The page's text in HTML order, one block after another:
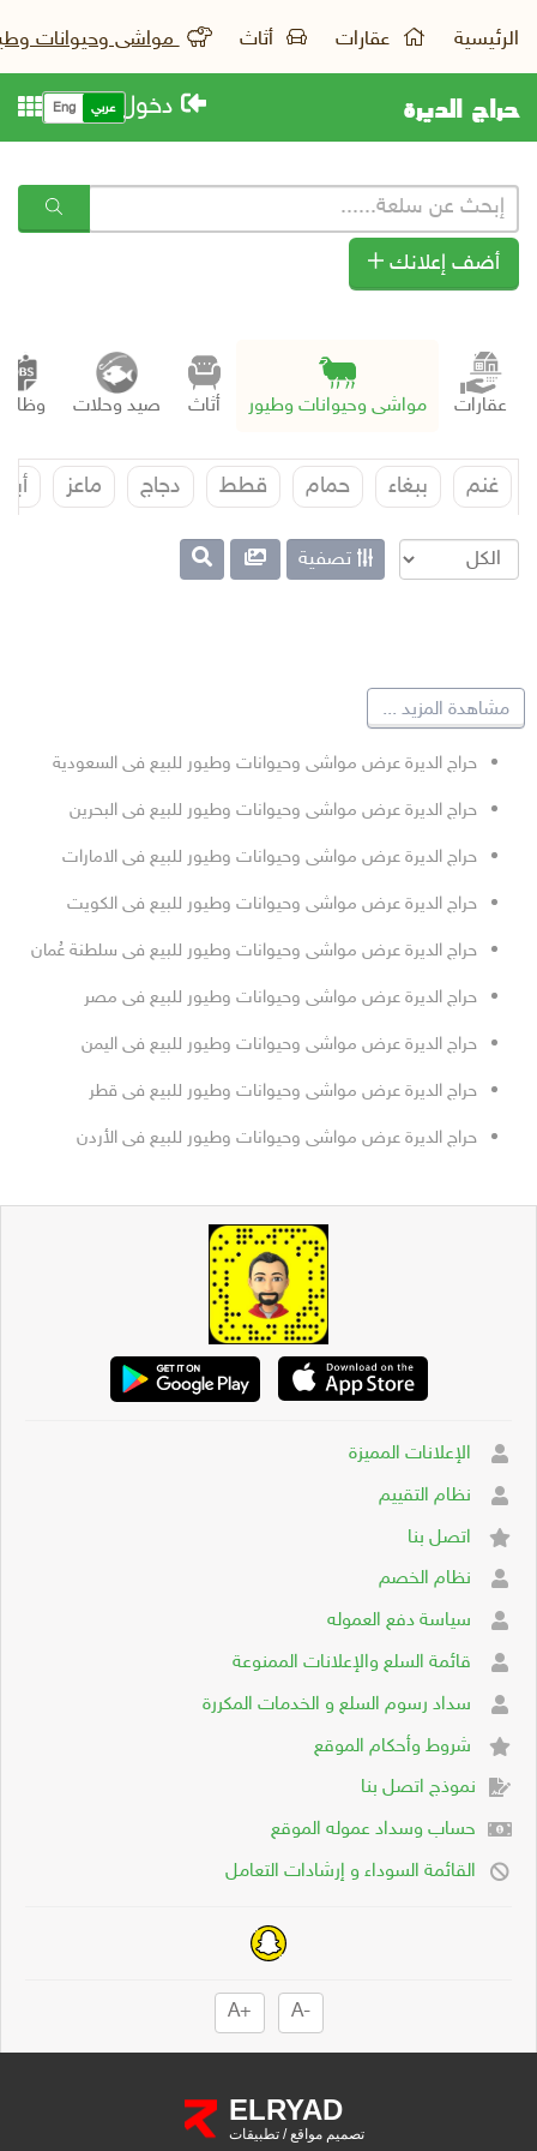
الرئيسية عقارات أثاث مواشى وحيوانات
حراج الديرة دخول عربي Eng
أضف إعلانك
عقارات مواشى وحيوانات وطيور أثاث صيد وحلات
غنم ببغاء حمام قطط دجاج ماعز أبل
تصفية
مشاهدة المزيد ...
حراج الديرة عرض مواشى وحيوانات وطيور للبيع فى السعودية
حراج الديرة عرض مواشى وحيوانات وطيور للبيع فى البحرين
حراج الديرة عرض مواشى وحيوانات وطيور للبيع فى الامارات
حراج الديرة عرض مواشى وحيوانات وطيور للبيع فى الكويت
حراج الديرة عرض مواشى وحيوانات وطيور للبيع فى سلطنة عُمان
حراج الديرة عرض مواشى وحيوانات وطيور للبيع فى مصر
حراج الديرة عرض مواشى وحيوانات وطيور للبيع فى اليمن
حراج الديرة عرض مواشى وحيوانات وطيور للبيع فى قطر
حراج الديرة عرض مواشى وحيوانات وطيور للبيع فى الأردن
الإعلانات المميزة
نظام التقييم
اتصل بنا
نظام الخصم
سياسة دفع العموله
قائمة السلع والإعلانات الممنوعة
سداد رسوم السلع و الخدمات المكررة
شروط وأحكام الموقع
نموذج اتصل بنا
حساب وسداد عموله الموقع
القائمة السوداء و إرشادات التعامل
-A
+A
ELRYAD
تصميم مواقع/ تطبيقات